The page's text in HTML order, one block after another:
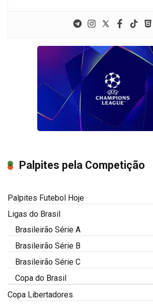
Palpites pela Competição
Palpites Futebol Hoje
Ligas do Brasil
Brasileirão Série A
Brasileirão Série B
Brasileirão Série C
Copa do Brasil
Copa Libertadores